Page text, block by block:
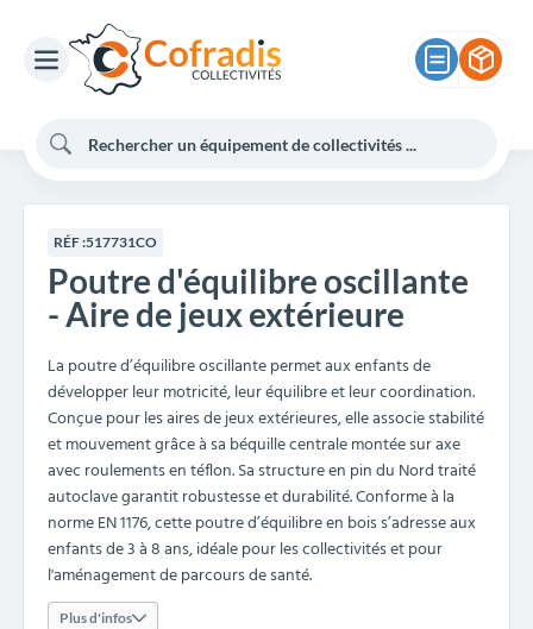
RÉF :517731CO
Poutre d'équilibre oscillante
- Aire de jeux extérieure
La poutre d’équilibre oscillante permet aux enfants de
développer leur motricité, leur équilibre et leur coordination.
Conçue pour les aires de jeux extérieures, elle associe stabilité
et mouvement grâce à sa béquille centrale montée sur axe
avec roulements en téflon. Sa structure en pin du Nord traité
autoclave garantit robustesse et durabilité. Conforme à la
norme EN 1176, cette poutre d’équilibre en bois s’adresse aux
enfants de 3 à 8 ans, idéale pour les collectivités et pour
l'aménagement de parcours de santé.
Plus d'infos